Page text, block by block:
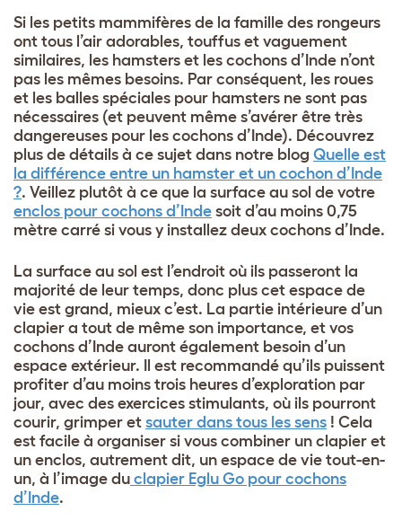
Si les petits mammifères de la famille des rongeurs
ont tous l’air adorables, touffus et vaguement
similaires, les hamsters et les cochons d’Inde n’ont
pas les mêmes besoins. Par conséquent, les roues
et les balles spéciales pour hamsters ne sont pas
nécessaires (et peuvent même s’avérer être très
dangereuses pour les cochons d’Inde). Découvrez
plus de détails à ce sujet dans notre blog Quelle est
la différence entre un hamster et un cochon d’Inde
?. Veillez plutôt à ce que la surface au sol de votre
enclos pour cochons d’Inde soit d’au moins 0,75
mètre carré si vous y installez deux cochons d’Inde.
La surface au sol est l’endroit où ils passeront la
majorité de leur temps, donc plus cet espace de
vie est grand, mieux c’est. La partie intérieure d’un
clapier a tout de même son importance, et vos
cochons d’Inde auront également besoin d’un
espace extérieur. Il est recommandé qu’ils puissent
profiter d’au moins trois heures d’exploration par
jour, avec des exercices stimulants, où ils pourront
courir, grimper et sauter dans tous les sens ! Cela
est facile à organiser si vous combiner un clapier et
un enclos, autrement dit, un espace de vie tout-en-
un, à l’image du clapier Eglu Go pour cochons
d’Inde.